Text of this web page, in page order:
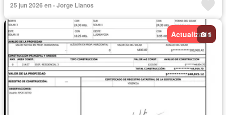
25 jun 2026 en - Jorge Llanos
Actualizado
1